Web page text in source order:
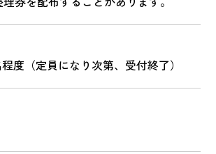
（定員になり次第、受付終了）